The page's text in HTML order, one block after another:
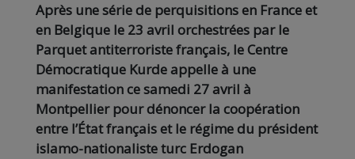
Après une série de perquisitions en France et
en Belgique le 23 avril orchestrées par le
Parquet antiterroriste français, le Centre
Démocratique Kurde appelle à une
manifestation ce samedi 27 avril à
Montpellier pour dénoncer la coopération
entre l’État français et le régime du président
islamo-nationaliste turc Erdogan